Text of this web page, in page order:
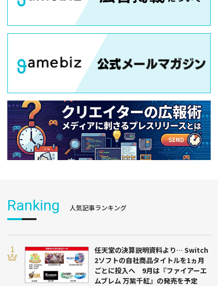
Ranking 人気記事ランキング
任天堂の決算説明資料より… Switch
2ソフトの自社商品タイトルを1ヵ月
ごとに投入へ 9月は『ファイアーエ
ムブレム 万紫千紅』の発売を予定